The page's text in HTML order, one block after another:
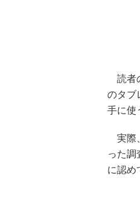
読者
のタブ
手に使
実際
った
に認め